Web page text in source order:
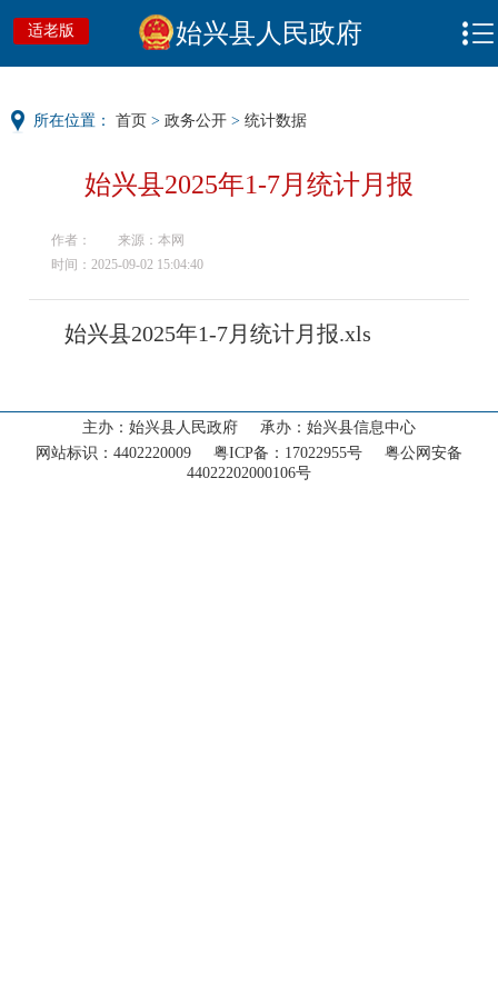
首页
新闻动态 ‹
适老版 始兴县人民政府
所在位置： 首页 > 政务公开 > 统计数据
始兴县2025年1-7月统计月报
作者：
来源：本网
时间：2025-09-02 15:04:40
始兴县2025年1-7月统计月报.xls
主办：始兴县人民政府 承办：始兴县信息中心
网站标识：4402220009 粤ICP备：17022955号 粤公网安备
44022202000106号